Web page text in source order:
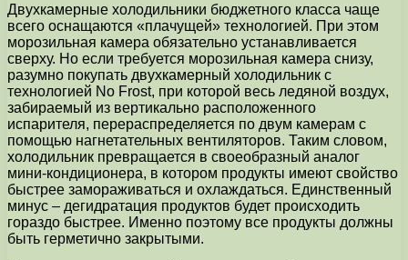
Двухкамерные холодильники бюджетного класса чаще
всего оснащаются «плачущей» технологией. При этом
морозильная камера обязательно устанавливается
сверху. Но если требуется морозильная камера снизу,
разумно покупать двухкамерный холодильник с
технологией No Frost, при которой весь ледяной воздух,
забираемый из вертикально расположенного
испарителя, перераспределяется по двум камерам с
помощью нагнетательных вентиляторов. Таким словом,
холодильник превращается в своеобразный аналог
мини-кондиционера, в котором продукты имеют свойство
быстрее замораживаться и охлаждаться. Единственный
минус – дегидратация продуктов будет происходить
гораздо быстрее. Именно поэтому все продукты должны
быть герметично закрытыми.